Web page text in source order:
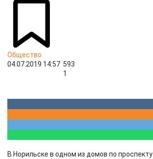
Общество
04.07.2019 14:57 593
1
В Норильске в одном из домов по